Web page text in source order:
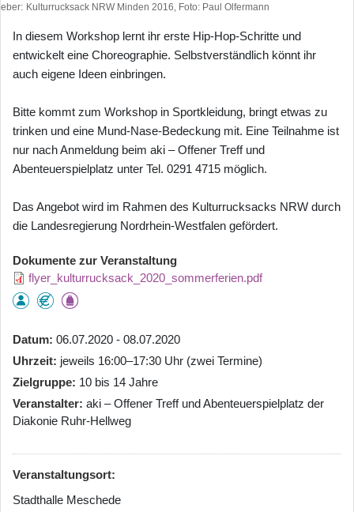
Kulturrucksack NRW Minden 2016, Foto: Paul Olfermann
In diesem Workshop lernt ihr erste Hip-Hop-Schritte und
entwickelt eine Choreographie. Selbstverständlich könnt ihr
auch eigene Ideen einbringen.
Bitte kommt zum Workshop in Sportkleidung, bringt etwas zu
trinken und eine Mund-Nase-Bedeckung mit. Eine Teilnahme ist
nur nach Anmeldung beim aki – Offener Treff und
Abenteuerspielplatz unter Tel. 0291 4715 möglich.
Das Angebot wird im Rahmen des Kulturrucksacks NRW durch
die Landesregierung Nordrhein-Westfalen gefördert.
Dokumente zur Veranstaltung
flyer_kulturrucksack_2020_sommerferien.pdf
Datum 06.07.2020 - 08.07.2020
Uhrzeit jeweils 16:00–17:30 Uhr (zwei Termine)
Zielgruppe 10 bis 14 Jahre
Veranstalter aki – Offener Treff und Abenteuerspielplatz der
Diakonie Ruhr-Hellweg
Veranstaltungsort:
Stadthalle Meschede